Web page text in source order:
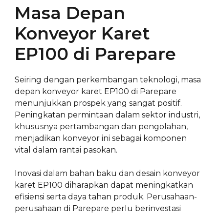
Masa Depan
Konveyor Karet
EP100 di Parepare
Seiring dengan perkembangan teknologi, masa
depan konveyor karet EP100 di Parepare
menunjukkan prospek yang sangat positif.
Peningkatan permintaan dalam sektor industri,
khususnya pertambangan dan pengolahan,
menjadikan konveyor ini sebagai komponen
vital dalam rantai pasokan.
Inovasi dalam bahan baku dan desain konveyor
karet EP100 diharapkan dapat meningkatkan
efisiensi serta daya tahan produk. Perusahaan-
perusahaan di Parepare perlu berinvestasi